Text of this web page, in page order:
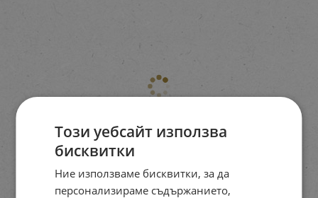
Този уебсайт използва
бисквитки
Ние използваме бисквитки, за да
персонализираме съдържанието,